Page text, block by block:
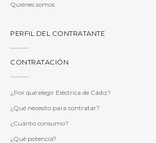
Quiénes somos
PERFIL DEL CONTRATANTE
CONTRATACIÓN
¿Por qué elegir Eléctrica de Cádiz?
¿Qué necesito para contratar?
¿Cuánto consumo?
¿Qué potencia?